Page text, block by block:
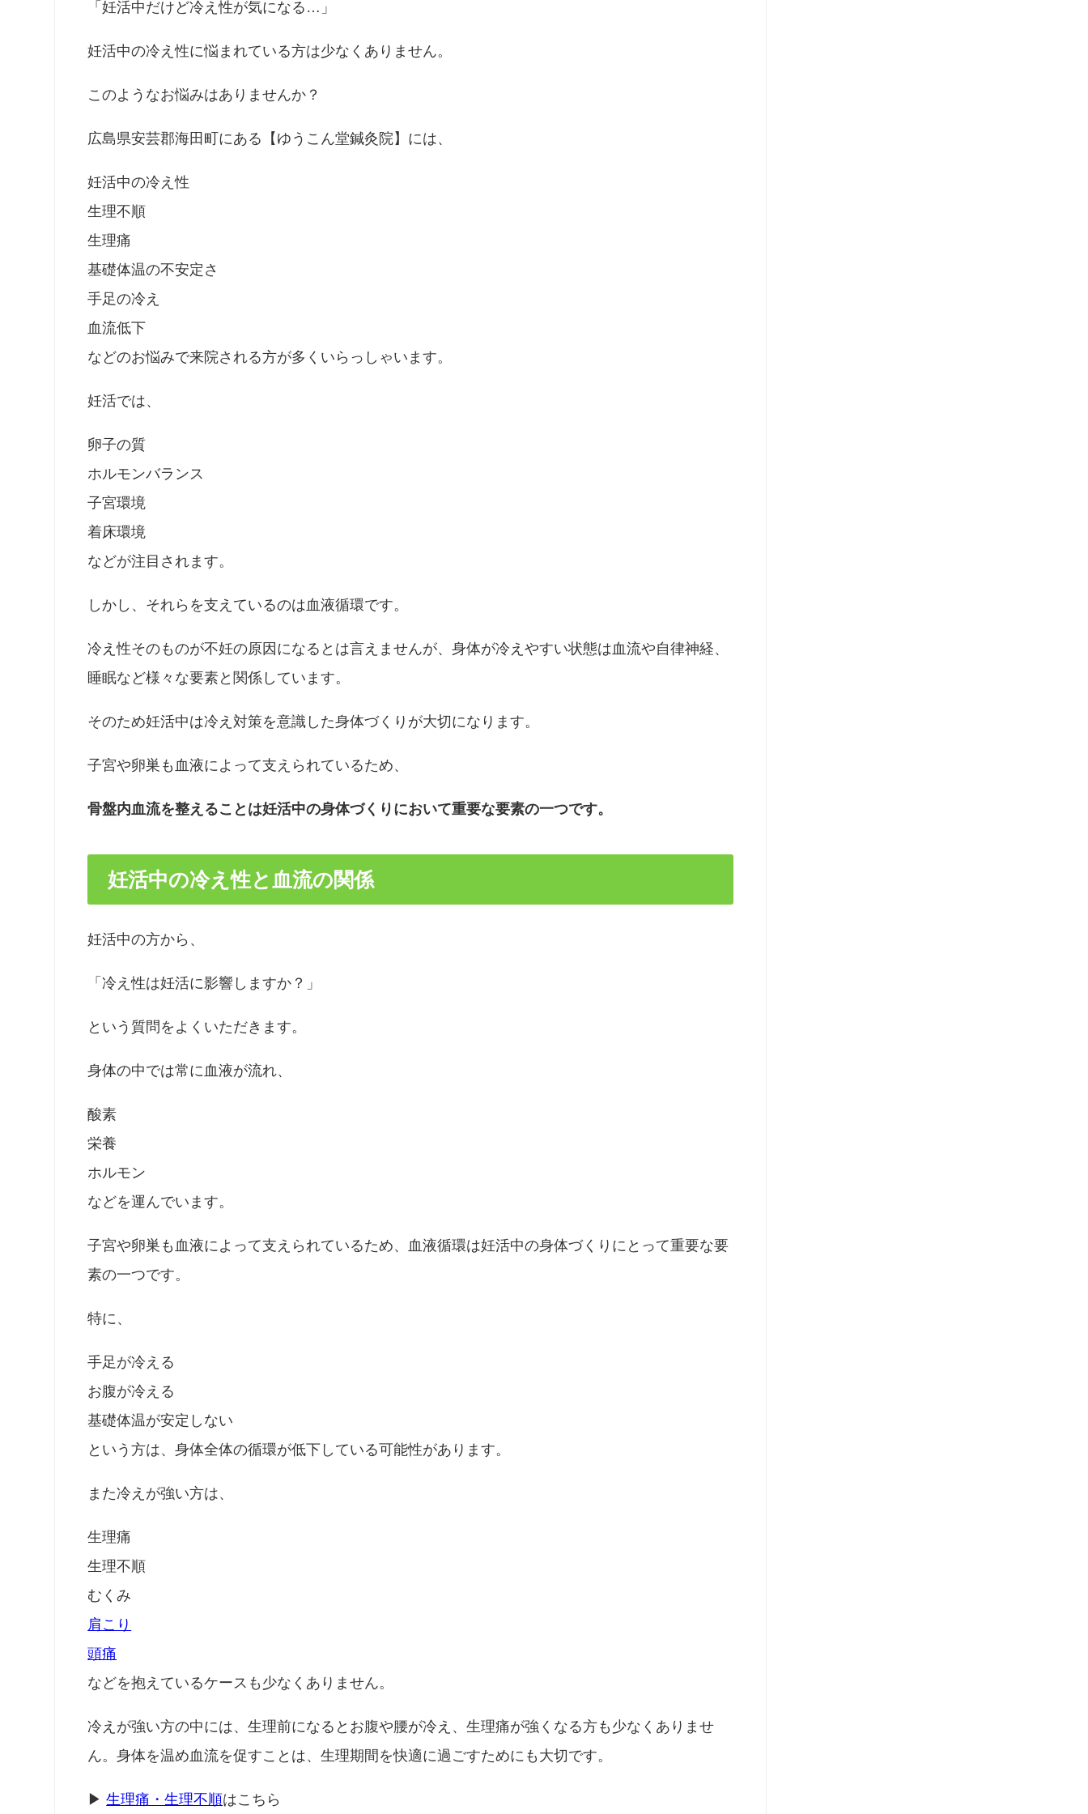
「妊活中だけど冷え性が気になる…」
妊活中の冷え性に悩まれている方は少なくありません。
このようなお悩みはありませんか？
広島県安芸郡海田町にある【ゆうこん堂鍼灸院】には、
妊活中の冷え性
生理不順
生理痛
基礎体温の不安定さ
手足の冷え
血流低下
などのお悩みで来院される方が多くいらっしゃいます。
妊活では、
卵子の質
ホルモンバランス
子宮環境
着床環境
などが注目されます。
しかし、それらを支えているのは血液循環です。
冷え性そのものが不妊の原因になるとは言えませんが、身体が冷えやすい状態は血流や自律神経、
睡眠など様々な要素と関係しています。
そのため妊活中は冷え対策を意識した身体づくりが大切になります。
子宮や卵巣も血液によって支えられているため、
骨盤内血流を整えることは妊活中の身体づくりにおいて重要な要素の一つです。
妊活中の冷え性と血流の関係
妊活中の方から、
「冷え性は妊活に影響しますか？」
という質問をよくいただきます。
身体の中では常に血液が流れ、
酸素
栄養
ホルモン
などを運んでいます。
子宮や卵巣も血液によって支えられているため、血液循環は妊活中の身体づくりにとって重要な要
素の一つです。
特に、
手足が冷える
お腹が冷える
基礎体温が安定しない
という方は、身体全体の循環が低下している可能性があります。
また冷えが強い方は、
生理痛
生理不順
むくみ
肩こり
頭痛
などを抱えているケースも少なくありません。
冷えが強い方の中には、生理前になるとお腹や腰が冷え、生理痛が強くなる方も少なくありませ
ん。身体を温め血流を促すことは、生理期間を快適に過ごすためにも大切です。
▶生理痛・生理不順はこちら